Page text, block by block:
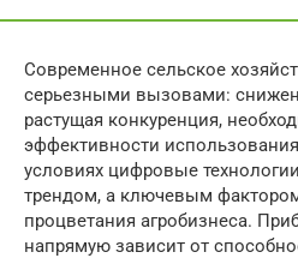
Современное сельское
серьезными вызовами:
растущая конкуренция,
эффективности
условиях цифровые
трендом, а ключевым
процветания агробизнеса.
напрямую зависит от